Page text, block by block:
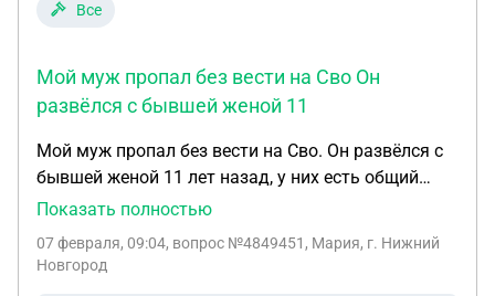
Все
Мой муж пропал без вести на Сво Он
развёлся с бывшей женой 11
Мой муж пропал без вести на Сво. Он развёлся с
бывшей женой 11 лет назад, у них есть общий
ребенок , скоро исполнится 18 лет мальчику . Мой
Сво … 2 года , до этого сына воспитывала
Показать полностью
07 февраля, 09:04, вопрос №4849451, Мария, г. Нижний
Новгород